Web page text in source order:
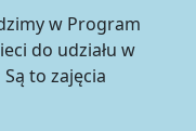
w Program
do udziału w
to zajęcia